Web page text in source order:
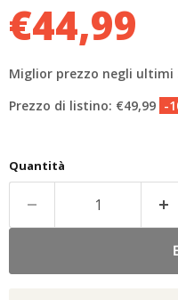
€44,99
Miglior prezzo negli ultimi
Prezzo di listino: €49,99 -
Quantità